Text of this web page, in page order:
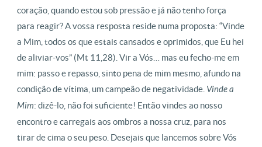
coração, quando estou sob pressão e já não tenho força
para reagir? A vossa resposta reside numa proposta: “Vinde
a Mim, todos os que estais cansados e oprimidos, que Eu hei
de aliviar-vos” (Mt 11,28). Vir a Vós… mas eu fecho-me em
mim: passo e repasso, sinto pena de mim mesmo, afundo na
condição de vítima, um campeão de negatividade. Vinde a
Mim: dizê-lo, não foi suficiente! Então vindes ao nosso
encontro e carregais aos ombros a nossa cruz, para nos
tirar de cima o seu peso. Desejais que lancemos sobre Vós